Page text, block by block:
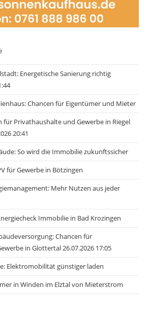
Energetische Sanierung richtig
Chancen für Eigentümer und Mieter
für Privathaushalte und Gewerbe in Riegel
20:41
So wird die Immobilie zukunftssicher
für Gewerbe in Bötzingen
Mehr Nutzen aus jeder
Immobilie in Bad Krozingen
Chancen für
in Glottertal 26.07.2026 17:05
Elektromobilität günstiger laden
in Winden im Elztal von Mieterstrom